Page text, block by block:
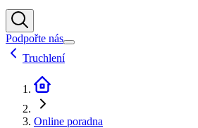
Podpořte nás
Truchlení
Online poradna